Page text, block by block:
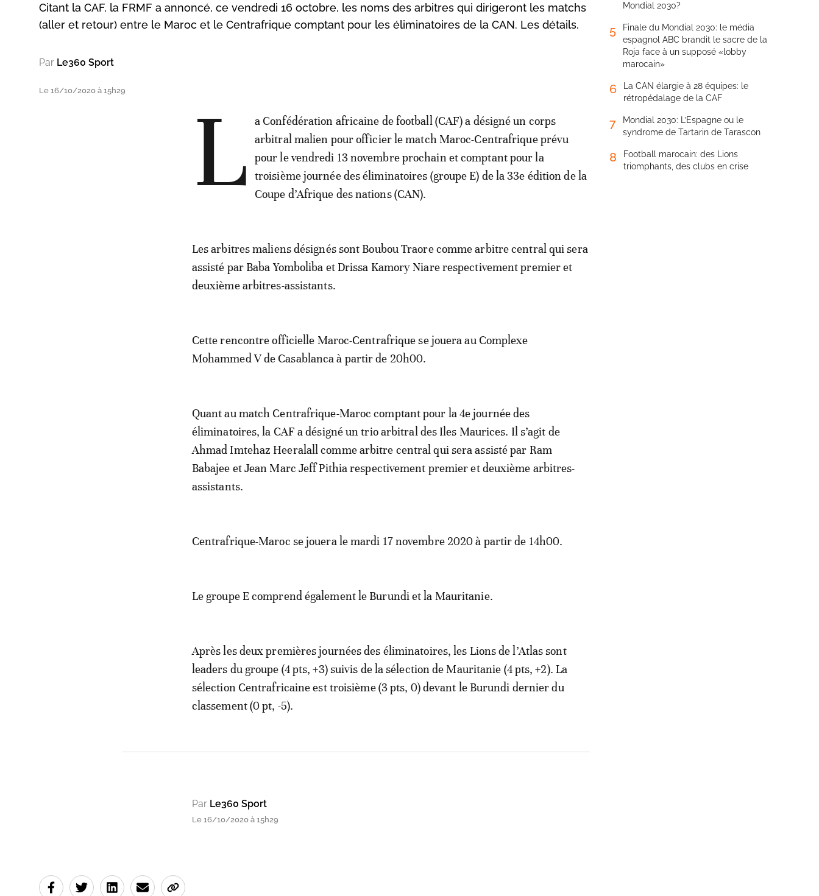
Citant la CAF, la FRMF a annoncé, ce vendredi 16 octobre, les noms des arbitres qui dirigeront les matchs
(aller et retour) entre le Maroc et le Centrafrique comptant pour les éliminatoires de la CAN. Les détails.
Par Le360 Sport
Le 16/10/2020 à 15h29 L
a Confédération africaine de football (CAF) a désigné un corps
arbitral malien pour officier le match Maroc-Centrafrique prévu
pour le vendredi 13 novembre prochain et comptant pour la
troisième journée des éliminatoires (groupe E) de la 33e édition de la
Coupe d’Afrique des nations (CAN).
Les arbitres maliens désignés sont Boubou Traore comme arbitre central qui sera
assisté par Baba Yomboliba et Drissa Kamory Niare respectivement premier et
deuxième arbitres-assistants.
Cette rencontre officielle Maroc-Centrafrique se jouera au Complexe
Mohammed V de Casablanca à partir de 20h00.
Quant au match Centrafrique-Maroc comptant pour la 4e journée des
éliminatoires, la CAF a désigné un trio arbitral des Iles Maurices. Il s’agit de
Ahmad Imtehaz Heeralall comme arbitre central qui sera assisté par Ram
Babajee et Jean Marc Jeff Pithia respectivement premier et deuxième arbitres-
assistants.
Centrafrique-Maroc se jouera le mardi 17 novembre 2020 à partir de 14h00.
Le groupe E comprend également le Burundi et la Mauritanie.
Après les deux premières journées des éliminatoires, les Lions de l’Atlas sont
leaders du groupe (4 pts, +3) suivis de la sélection de Mauritanie (4 pts, +2). La
sélection Centrafricaine est troisième (3 pts, 0) devant le Burundi dernier du
classement (0 pt, -5).
Par Le360 Sport
Le 16/10/2020 à 15h29
Mondial 2030?
5
Finale du Mondial 2030: le média
espagnol ABC brandit le sacre de la
Roja face à un supposé «lobby
marocain»
6
La CAN élargie à 28 équipes: le
rétropédalage de la CAF
7
Mondial 2030: L’Espagne ou le
syndrome de Tartarin de Tarascon
8
Football marocain: des Lions
triomphants, des clubs en crise